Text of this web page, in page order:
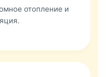
отопление и